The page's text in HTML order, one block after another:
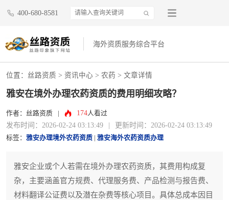
400-680-8581
海外资质服务综合平台
位置： 丝路资质 > 资讯中心 > 农药 > 文章详情
雅安在境外办理农药资质的费用明细攻略？
作者：丝路资质 174人看过
发布时间：2026-02-24 03:13:49 更新时间：2026-02-24 03:13:49
标签： 雅安办理境外农药资质 雅安海外农药资质办理
雅安企业或个人若需在境外办理农药资质，其费用构成复
杂，主要涵盖官方规费、代理服务费、产品检测与报告费、
材料翻译公证费以及潜在杂费等核心项目。具体总成本因目